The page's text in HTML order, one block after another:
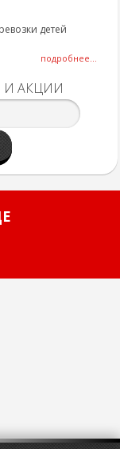
детей
подробнее...
И АКЦИИ